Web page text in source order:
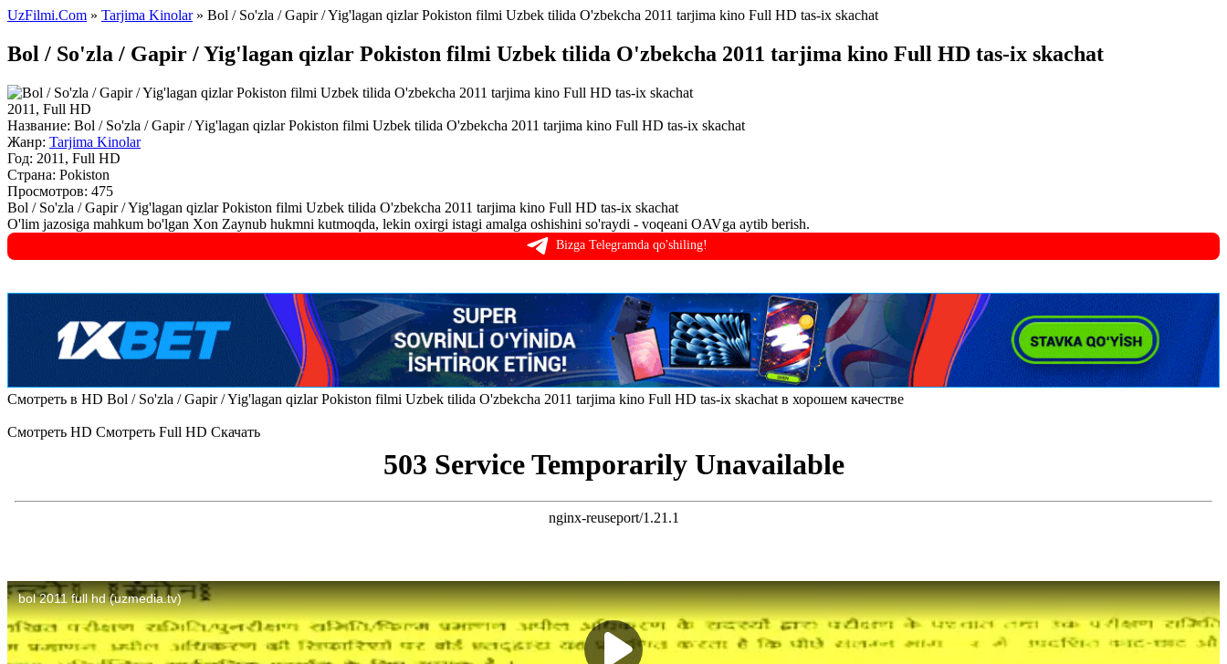
UzFilmi.Com » Tarjima Kinolar» Bol / So'zla / Gapir / Yig'lagan qizlar Pokiston filmi Uzbek tilida O'zbekcha 2011 tarjima kino Full HD tas-ix skachat
Bol / So'zla / Gapir / Yig'lagan qizlar Pokiston filmi Uzbek tilida O'zbekcha 2011 tarjima kino Full HD tas-ix skachat
2011, Full HD
Название: Bol / So'zla / Gapir / Yig'lagan qizlar Pokiston filmi Uzbek tilida O'zbekcha 2011 tarjima kino Full HD tas-ix skachat
Жанр: Tarjima Kinolar
Год: 2011, Full HD
Страна: Pokiston
Просмотров: 475
Bol / So'zla / Gapir / Yig'lagan qizlar Pokiston filmi Uzbek tilida O'zbekcha 2011 tarjima kino Full HD tas-ix skachat
O'lim jazosiga mahkum bo'lgan Xon Zaynub hukmni kutmoqda, lekin oxirgi istagi amalga oshishini so'raydi - voqeani OAVga aytib berish.
Bizga Telegramda qo'shiling!
Смотреть в HD Bol / So'zla / Gapir / Yig'lagan qizlar Pokiston filmi Uzbek tilida O'zbekcha 2011 tarjima kino Full HD tas-ix skachat в хорошем качестве
Смотреть HD Смотреть Full HD Скачать